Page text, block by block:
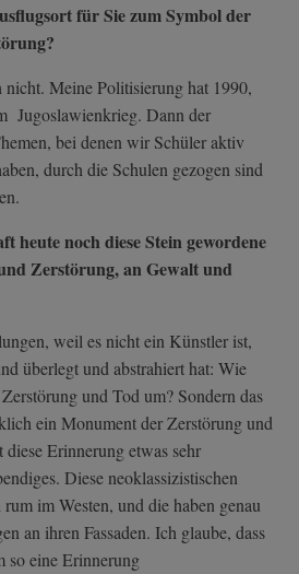
für Sie zum Symbol der
Meine Politisierung hat 1990,
Jugoslawienkrieg. Dann der
bei denen wir Schüler aktiv
durch die Schulen gezogen sind
heute noch diese Stein gewordene
Zerstörung, an Gewalt und
weil es nicht ein Künstler ist,
überlegt und abstrahiert hat: Wie
und Tod um? Sondern das
ein Monument der Zerstörung und
Erinnerung etwas sehr
Diese neoklassizistischen
im Westen, und die haben genau
an ihren Fassaden. Ich glaube, dass
so eine Erinnerung